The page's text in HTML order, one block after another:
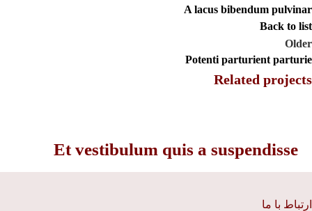
A lacus bibendum pulvinar
Back to list
Older
Potenti parturient parturie
Related projects
Et vestibulum quis a suspendisse
ارتباط با ما